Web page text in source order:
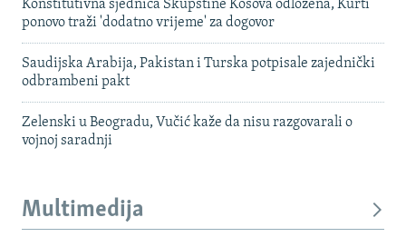
Konstitutivna sjednica Skupštine Kosova odložena, Kurti
ponovo traži 'dodatno vrijeme' za dogovor
Saudijska Arabija, Pakistan i Turska potpisale zajednički
odbrambeni pakt
Zelenski u Beogradu, Vučić kaže da nisu razgovarali o
vojnoj saradnji
Multimedija